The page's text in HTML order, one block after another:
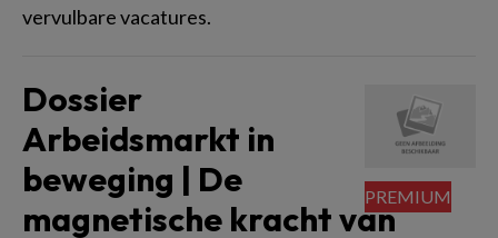
vervulbare vacatures.
Dossier
Arbeidsmarkt in
beweging | De
magnetische kracht van